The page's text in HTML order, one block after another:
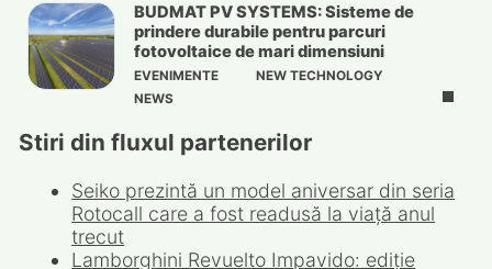
BUDMAT PV SYSTEMS: Sisteme de
prindere durabile pentru parcuri
fotovoltaice de mari dimensiuni
EVENIMENTE
NEW TECHNOLOGY
NEWS
Stiri din fluxul partenerilor
Seiko prezintă un model aniversar din seria
Rotocall care a fost readusă la viață anul
trecut
Lamborghini Revuelto Impavido: ediție